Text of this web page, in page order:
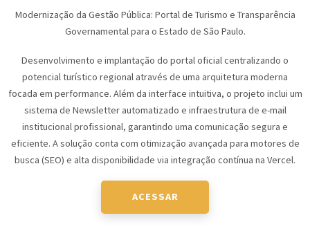
Modernização da Gestão Pública: Portal de Turismo e Transparência
Governamental para o Estado de São Paulo.
Desenvolvimento e implantação do portal oficial centralizando o
potencial turístico regional através de uma arquitetura moderna
focada em performance. Além da interface intuitiva, o projeto inclui um
sistema de Newsletter automatizado e infraestrutura de e-mail
institucional profissional, garantindo uma comunicação segura e
eficiente. A solução conta com otimização avançada para motores de
busca (SEO) e alta disponibilidade via integração contínua na Vercel.
ACESSAR